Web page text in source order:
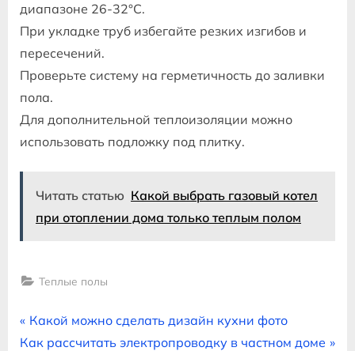
диапазоне 26-32°C.
При укладке труб избегайте резких изгибов и
пересечений.
Проверьте систему на герметичность до заливки
пола.
Для дополнительной теплоизоляции можно
использовать подложку под плитку.
Читать статью Какой выбрать газовый котел
при отоплении дома только теплым полом
Теплые полы
Навигация
P
r
Какой можно сделать дизайн кухни фото
N
Как рассчитать электропроводку в частном доме